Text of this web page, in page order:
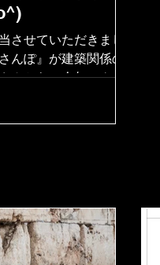
させていただきまし
ぽ』が建築関係の
から、今年のクリ
とになりました。